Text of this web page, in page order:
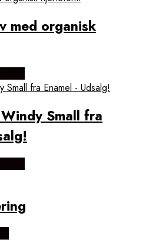
med organisk
Small fra